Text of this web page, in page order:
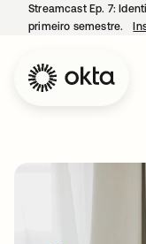
Streamcast Ep. 7:
primeiro semestre.